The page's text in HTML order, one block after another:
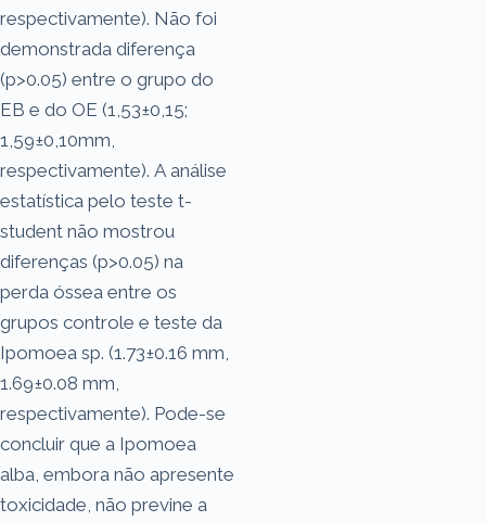
respectivamente). Não foi
demonstrada diferença
(p>0.05) entre o grupo do
EB e do OE (1,53±0,15;
1,59±0,10mm,
respectivamente). A análise
estatística pelo teste t-
student não mostrou
diferenças (p>0.05) na
perda óssea entre os
grupos controle e teste da
Ipomoea sp. (1.73±0.16 mm,
1.69±0.08 mm,
respectivamente). Pode-se
concluir que a Ipomoea
alba, embora não apresente
toxicidade, não previne a